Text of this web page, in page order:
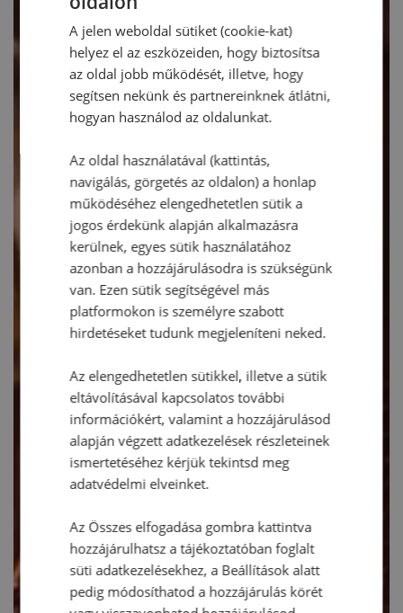
A jelen weboldal sütiket (cookie-kat)
helyez el az eszközeiden, hogy biztosítsa
az oldal jobb működését, illetve, hogy
segítsen nekünk és partnereinknek átlátni,
hogyan használod az oldalunkat.
Az oldal használatával (kattintás,
navigálás, görgetés az oldalon) a honlap
működéséhez elengedhetetlen sütik a
jogos érdekünk alapján alkalmazásra
kerülnek, egyes sütik használatához
azonban a hozzájárulásodra is szükségünk
van. Ezen sütik segítségével más
platformokon is személyre szabott
hirdetéseket tudunk megjeleníteni neked.
Az elengedhetetlen sütikkel, illetve a sütik
eltávolításával kapcsolatos további
információkért, valamint a hozzájárulásod
alapján végzett adatkezelések részleteinek
ismertetéséhez kérjük tekintsd meg
adatvédelmi elveinket.
Az Összes elfogadása gombra kattintva
hozzájárulhatsz a tájékoztatóban foglalt
süti adatkezelésekhez, a Beállítások alatt
pedig módosíthatod a hozzájárulás körét